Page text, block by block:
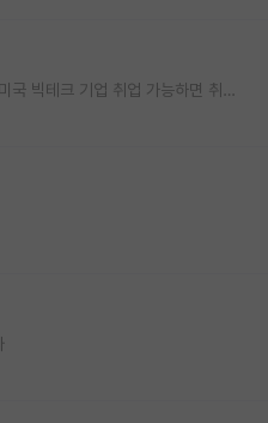
돈 버는게 목적이면, SPK 교수 말고, 미국 빅테크 기업 취업 가능하면 취업 하시길.